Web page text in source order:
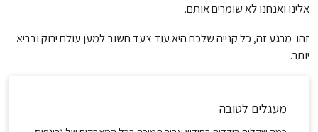
אלינו ואנחנו לא שומרים אותם.
זהו. מרגע זה, כל קנייה שלכם היא עוד צעד חשוב למען עולם ירוק ובריא
יותר.
מעגלים לטובה